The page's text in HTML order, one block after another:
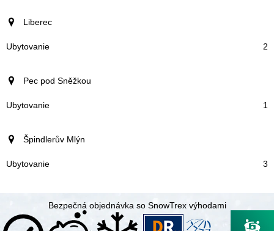
Liberec
2
Pec pod Sněžkou
1
Špindlerův Mlýn
3
Bezpečná objednávka so SnowTrex výhodami